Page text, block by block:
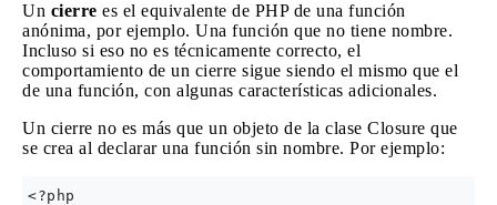
Un cierre es el equivalente de PHP de una función
anónima, por ejemplo. Una función que no tiene nombre.
Incluso si eso no es técnicamente correcto, el
comportamiento de un cierre sigue siendo el mismo que el
de una función, con algunas características adicionales.
Un cierre no es más que un objeto de la clase Closure que
se crea al declarar una función sin nombre. Por ejemplo:
<?php